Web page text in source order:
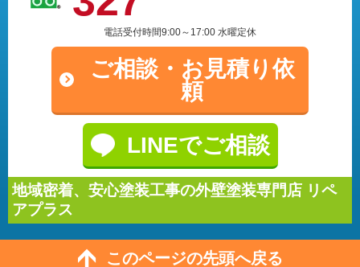
電話受付時間9:00～17:00 水曜定休
ご相談・ お見積り依
頼
LINEでご相談
地域密着、安心塗装工事の外壁塗装専門店 リペ
アプラス
このページの先頭へ戻る